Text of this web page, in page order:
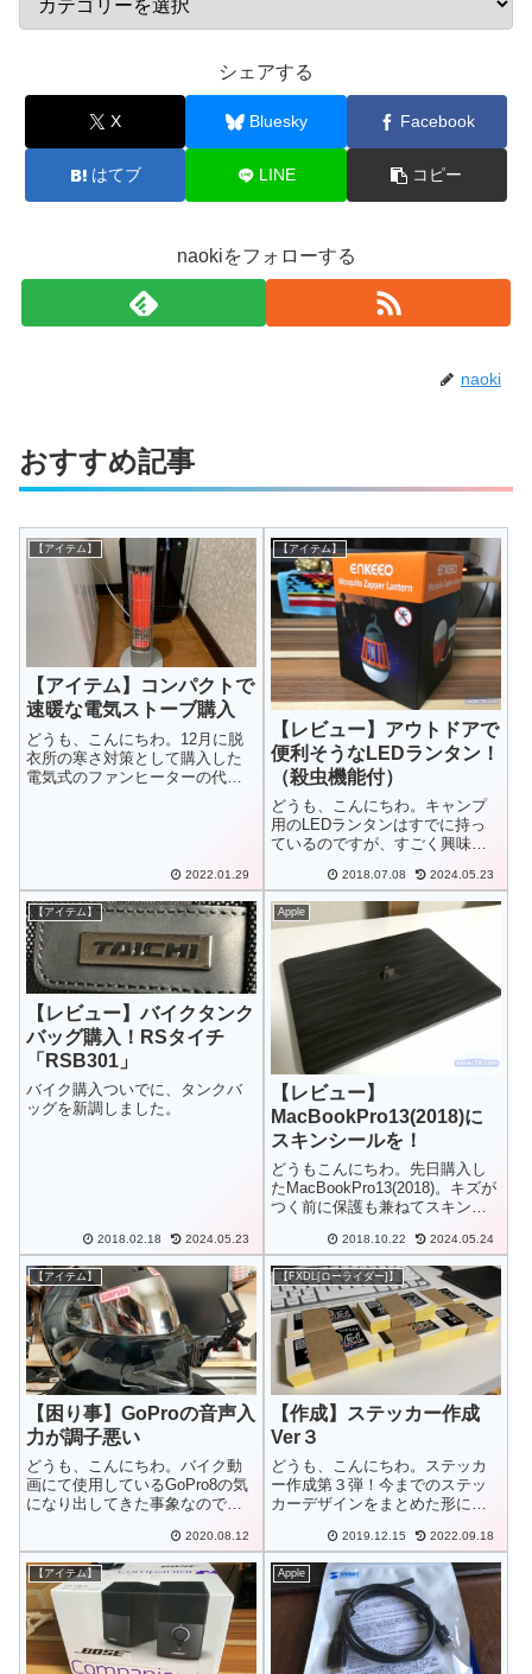
シェアする
X Bluesky Facebook
はてブ LINE コピー
naokiをフォローする
naoki
おすすめ記事
【アイテム】
【アイテム】コンパクトで
速暖な電気ストーブ購入
どうも、こんにちわ。12月に脱
衣所の寒さ対策として購入した
電気式のファンヒーターの代わ
2022.01.29
【アイテム】
【レビュー】アウトドアで
便利そうなLEDランタン！
（殺虫機能付）
どうも、こんにちわ。キャンプ
用のLEDランタンはすでに持っ
ているのですが、すごく興味の
ポチってしまいました。
2018.07.08 2024.05.23
【アイテム】
【レビュー】バイクタンク
バッグ購入！RSタイチ
「RSB301」
バイク購入ついでに、タンクバ
ッグを新調しました。
2018.02.18 2024.05.23
Apple
【レビュー】
MacBookPro13(2018)に
スキンシールを！
どうもこんにちわ。先日購入し
たMacBookPro13(2018)。キズが
つく前に保護も兼ねてスキンシ
2018.10.22 2024.05.24
【アイテム】
【困り事】GoProの音声入
力が調子悪い
どうも、こんにちわ。バイク動
画にて使用しているGoPro8の気
になり出してきた事象なのです
マイクからの入力がされないと
きがあるようになってきまし
た。
2020.08.12
【FXDL[ローライダー]】
【作成】ステッカー作成
Ver３
どうも、こんにちわ。ステッカ
ー作成第３弾！今までのステッ
カーデザインをまとめた形にし
作成を依頼してみました。
2019.12.15 2022.09.18
【アイテム】 Apple